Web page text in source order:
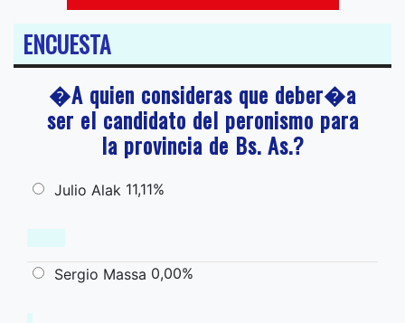
ENCUESTA
�A quien consideras que deber�a
ser el candidato del peronismo para
la provincia de Bs. As.?
Julio Alak 11,11%
Sergio Massa 0,00%